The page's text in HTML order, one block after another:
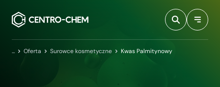
Centro-Chem
Oferta Surowce kosmetyczne Kwas Palmitynowy